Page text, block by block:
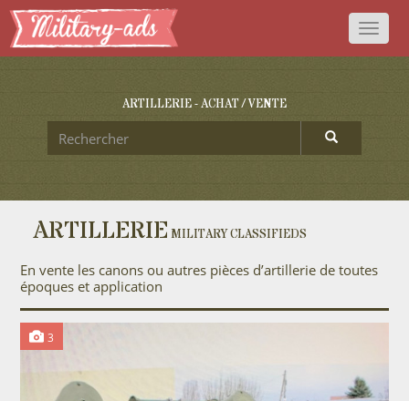
Toggle
ARTILLERIE - ACHAT / VENTE
ARTILLERIE MILITARY CLASSIFIEDS
En vente les canons ou autres pièces d’artillerie de toutes
époques et application
3